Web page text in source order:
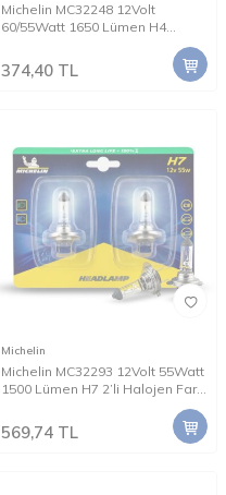
Michelin MC32248 12Volt
60/55Watt 1650 Lümen H4
374,40 TL
Michelin
Michelin MC32293 12Volt 55Watt
1500 Lümen H7 2’li Halojen Far
569,74 TL